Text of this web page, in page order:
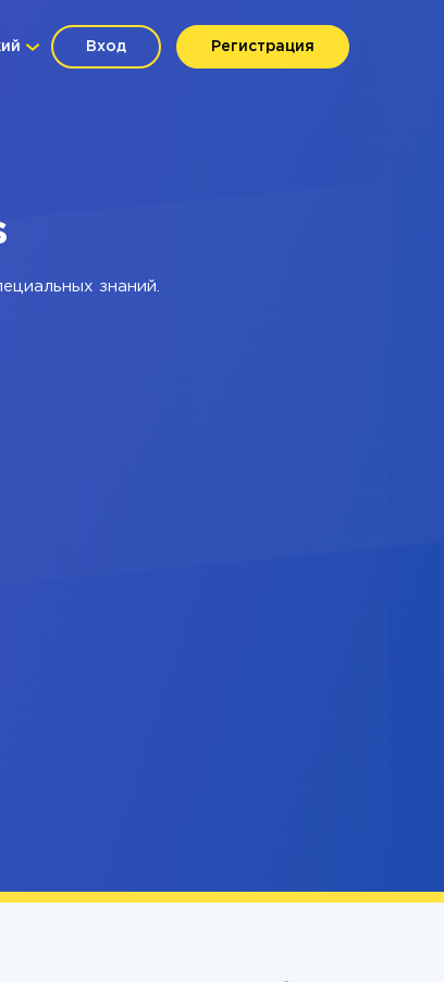
Вход Регистрация
знаний.